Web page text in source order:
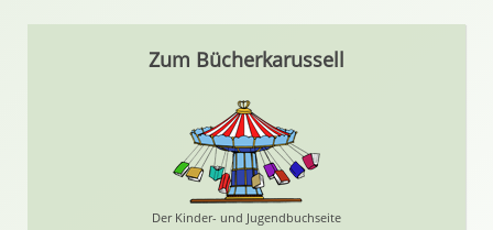
Zum Bücherkarussell
Der Kinder- und Jugendbuchseite